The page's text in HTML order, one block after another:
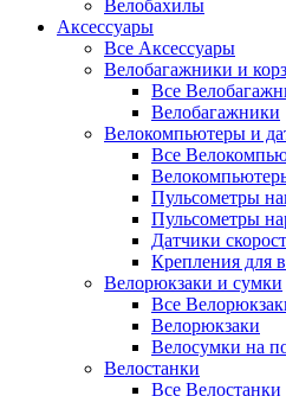
Велобахилы
Аксессуары
Все Аксессуары
Велобагажники и
Все
Велобагажники
Велокомпьютеры и
Все
Пульсометры
Пульсометры
Датчики
Крепления для
Велорюкзаки и сумки
Все
Велорюкзаки
Велосумки на
Велостанки
Все Велостанки